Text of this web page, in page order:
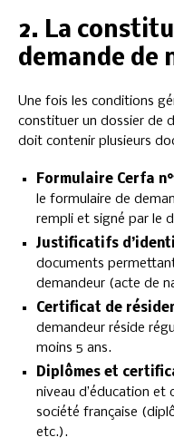
2. La
demande de
Une fois les conditions
constituer un dossier de
doit contenir plusieurs
Formulaire Cerfa
le formulaire de
rempli et signé par le
Justificatifs
documents
demandeur (acte de
Certificat de
demandeur réside
moins 5 ans.
Diplômes et
niveau d’éducation et
société française
etc.).